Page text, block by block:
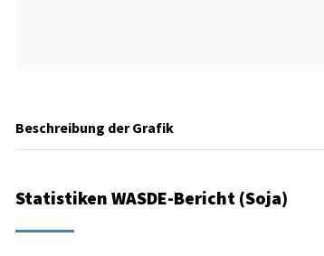
Beschreibung der Grafik
Statistiken WASDE-Bericht (Soja)